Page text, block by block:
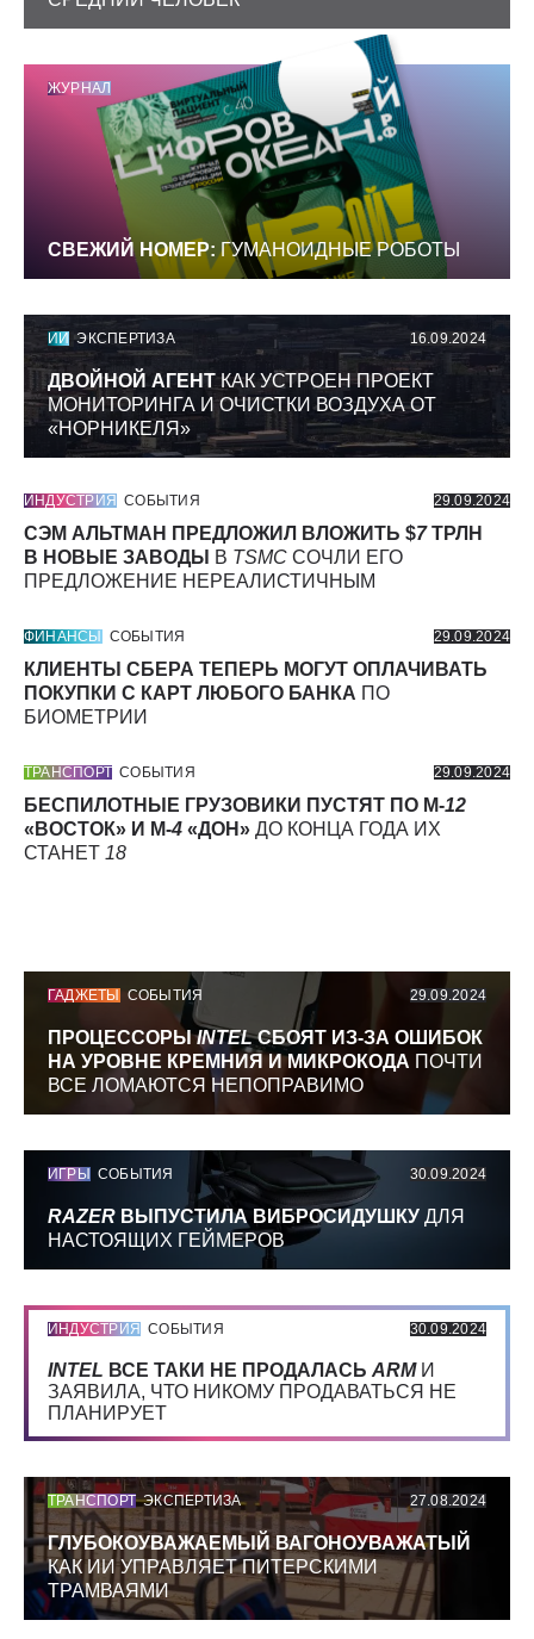
ЖУРНАЛ
СВЕЖИЙ НОМЕР: ГУМАНОИДНЫЕ РОБОТЫ
ИИ ЭКСПЕРТИЗА 16.09.2024
ДВОЙНОЙ АГЕНТКАК УСТРОЕН ПРОЕКТ
МОНИТОРИНГА И ОЧИСТКИ ВОЗДУХА ОТ
«НОРНИКЕЛЯ»
ИНДУСТРИЯ СОБЫТИЯ 29.09.2024
СЭМ АЛЬТМАН ПРЕДЛОЖИЛ ВЛОЖИТЬ $7ТРЛН
В НОВЫЕ ЗАВОДЫ
В TSMC СОЧЛИ ЕГО
ПРЕДЛОЖЕНИЕ НЕРЕАЛИСТИЧНЫМ
ФИНАНСЫ СОБЫТИЯ 29.09.2024
КЛИЕНТЫ СБЕРА ТЕПЕРЬ МОГУТ ОПЛАЧИВАТЬ
ПОКУПКИ С КАРТ ЛЮБОГО БАНКА ПО
БИОМЕТРИИ
ТРАНСПОРТ СОБЫТИЯ 29.09.2024
БЕСПИЛОТНЫЕ ГРУЗОВИКИ ПУСТЯТ ПО М-12
«ВОСТОК» И М-4 «ДОН» ДО КОНЦА ГОДА ИХ
СТАНЕТ 18
ГАДЖЕТЫ СОБЫТИЯ 29.09.2024
ПРОЦЕССОРЫINTELСБОЯТ ИЗ-ЗА ОШИБОК
НА УРОВНЕ КРЕМНИЯ И МИКРОКОДА ПОЧТИ
ВСЕ ЛОМАЮТСЯ НЕПОПРАВИМО
ИГРЫ СОБЫТИЯ 30.09.2024
RAZER ВЫПУСТИЛА ВИБРОСИДУШКУ ДЛЯ
НАСТОЯЩИХ ГЕЙМЕРОВ
ИНДУСТРИЯ СОБЫТИЯ 30.09.2024
INTEL ВСЕ ТАКИ НЕ ПРОДАЛАСЬ ARMИ
ЗАЯВИЛА, ЧТО НИКОМУ ПРОДАВАТЬСЯ НЕ
ПЛАНИРУЕТ
ТРАНСПОРТ ЭКСПЕРТИЗА 27.08.2024
ГЛУБОКОУВАЖАЕМЫЙ ВАГОНОУВАЖАТЫЙ
КАК ИИ УПРАВЛЯЕТ ПИТЕРСКИМИ
ТРАМВАЯМИ